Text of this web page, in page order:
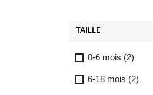
TAILLE
0-6 mois (2)
6-18 mois (2)